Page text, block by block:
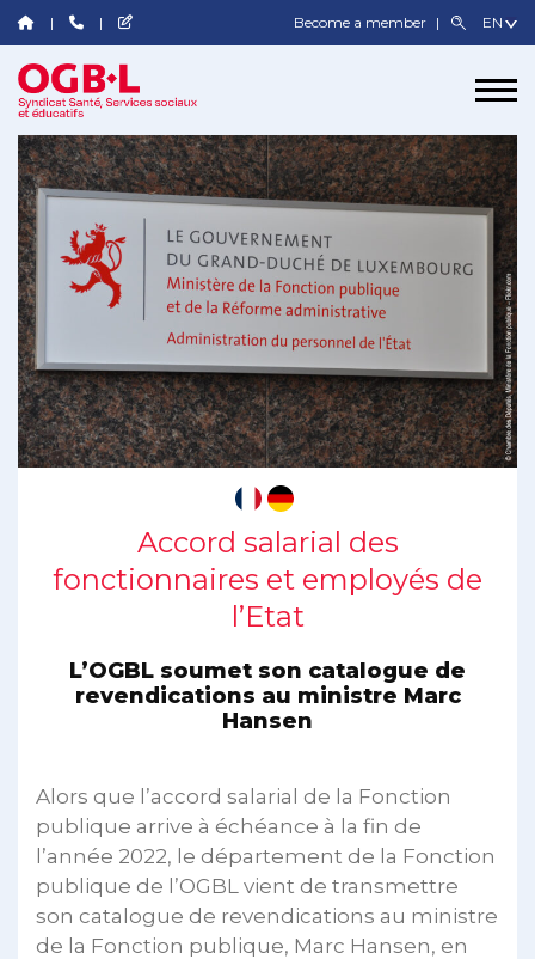
Become a member
Accord salarial des
fonctionnaires et employés de
l’Etat
L’OGBL soumet son catalogue de
revendications au ministre Marc
Hansen
Alors que l’accord salarial de la Fonction
publique arrive à échéance à la fin de
l’année 2022, le département de la Fonction
publique de l’OGBL vient de transmettre
son catalogue de revendications au ministre
de la Fonction publique, Marc Hansen, en